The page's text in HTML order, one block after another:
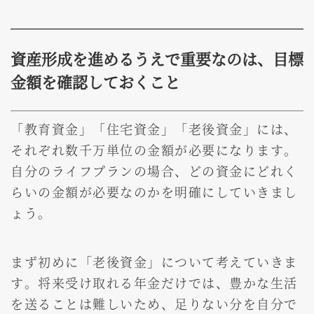
資産形成を進めるうえで重要なのは、目標
金額を確認しておくこと
「教育資金」「住宅資金」「老後資金」には、
それぞれ数千万単位の金額が必要になります。
自分のライフプランの場合、どの資金にどれく
らいの金額が必要なのかを明確にしていきまし
ょう。
まず初めに「老後資金」について考えていきま
す。将来受け取れる年金だけでは、豊かな生活
を送ることは難しいため、足りない分を自分で